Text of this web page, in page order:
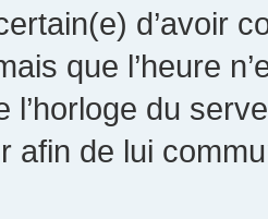
d’avoir
que l’heure
l’horloge du
afin de lui